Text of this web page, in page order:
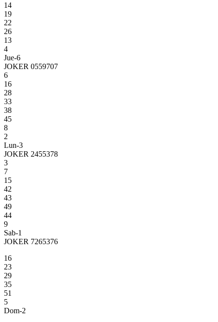
14
19
22
26
13
4
Jue-6
JOKER 0559707
6
16
28
33
38
45
8
2
Lun-3
JOKER 2455378
3
7
15
42
43
49
44
9
Sab-1
JOKER 7265376
16
23
29
35
51
5
Dom-2